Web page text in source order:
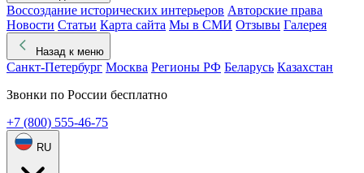
Воссоздание исторических интерьеров Авторские права
Новости Статьи Карта сайта Мы в СМИ Отзывы Галерея
Назад к меню
Санкт-Петербург Москва Регионы РФ Беларусь Казахстан
Звонки по России бесплатно
+7 (800) 555-46-75
RU